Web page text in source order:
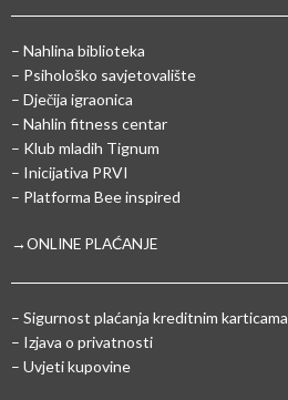
– Nahlina biblioteka
– Psihološko savjetovalište
– Dječija igraonica
– Nahlin fitness centar
– Klub mladih Tignum
– Inicijativa PRVI
– Platforma Bee inspired
→ONLINE PLAĆANJE
– Sigurnost plaćanja kreditnim karticama
– Izjava o privatnosti
– Uvjeti kupovine